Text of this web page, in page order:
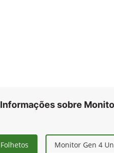
Informações sobre
Folhetos Monitor Gen 4